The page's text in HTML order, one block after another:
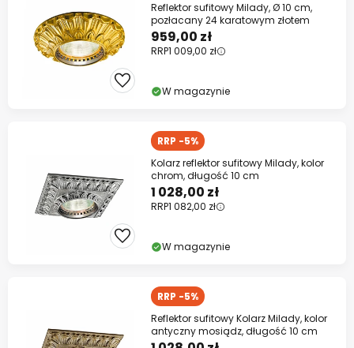
Reflektor sufitowy Milady, Ø 10 cm,
pozłacany 24 karatowym złotem
959,00 zł
RRP1 009,00 zł
W magazynie
RRP -5%
Kolarz reflektor sufitowy Milady, kolor
chrom, długość 10 cm
1 028,00 zł
RRP1 082,00 zł
W magazynie
RRP -5%
Reflektor sufitowy Kolarz Milady, kolor
antyczny mosiądz, długość 10 cm